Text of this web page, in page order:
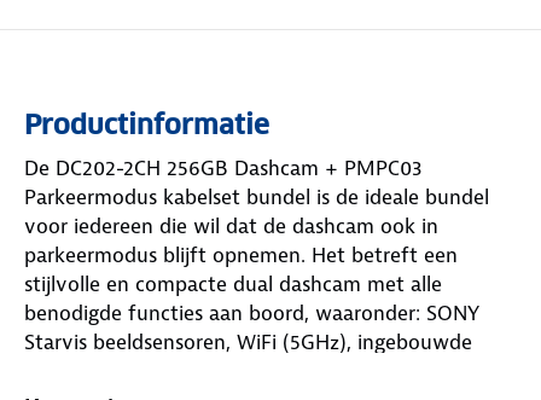
Productinformatie
De DC202-2CH 256GB Dashcam + PMPC03
Parkeermodus kabelset bundel is de ideale bundel
voor iedereen die wil dat de dashcam ook in
parkeermodus blijft opnemen. Het betreft een
stijlvolle en compacte dual dashcam met alle
benodigde functies aan boord, waaronder: SONY
Starvis beeldsensoren, WiFi (5GHz), ingebouwde